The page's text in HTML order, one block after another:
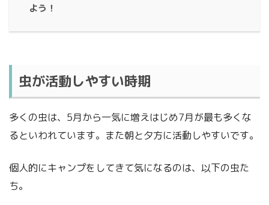
よう！
虫が活動しやすい時期
多くの虫は、5月から一気に増えはじめ7月が最も多くな
るといわれています。また朝と夕方に活動しやすいです。
個人的にキャンプをしてきて気になるのは、以下の虫た
ち。